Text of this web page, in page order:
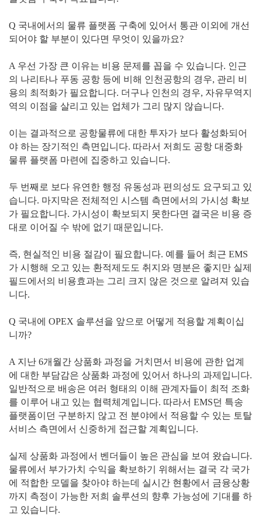
Q 국내에서의 물류 플랫폼 구축에 있어서 통관 이외에 개선
되어야 할 부분이 있다면 무엇이 있을까요?
A 우선 가장 큰 이유는 비용 문제를 꼽을 수 있습니다. 인근
의 나리타나 푸동 공항 등에 비해 인천공항의 경우, 관리 비
용의 최적화가 필요합니다. 더구나 인천의 경우, 자유무역지
역의 이점을 살리고 있는 업체가 그리 많지 않습니다.
이는 결과적으로 공항물류에 대한 투자가 보다 활성화되어
야 하는 장기적인 측면입니다. 따라서 저희도 공항 대중화
물류 플랫폼 마련에 집중하고 있습니다.
두 번째로 보다 유연한 행정 유동성과 편의성도 요구되고 있
습니다. 마지막은 전체적인 시스템 측면에서의 가시성 확보
가 필요합니다. 가시성이 확보되지 못한다면 결국은 비용 증
대로 이어질 수 밖에 없기 때문입니다.
즉, 현실적인 비용 절감이 필요합니다. 예를 들어 최근 EMS
가 시행해 오고 있는 환적제도도 취지와 명분은 좋지만 실제
필드에서의 비용효과는 그리 크지 않은 것으로 알려져 있습
니다.
Q 국내에 OPEX 솔루션을 앞으로 어떻게 적용할 계획이십
니까?
A 지난 6개월간 상품화 과정을 거치면서 비용에 관한 업계
에 대한 부담감은 상품화 과정에 있어서 하나의 과제입니다.
일반적으로 배송은 여러 형태의 이해 관계자들이 최적 조화
를 이루어 내고 있는 협력체계입니다. 따라서 EMS던 특송
플랫폼이던 구분하지 않고 전 분야에서 적용할 수 있는 토탈
서비스 측면에서 신중하게 접근할 계획입니다.
실제 상품화 과정에서 벤더들이 높은 관심을 보여 왔습니다.
물류에서 부가가치 수익을 확보하기 위해서는 결국 각 국가
에 적합한 모델을 찾아야 하는데 실시간 현황에서 금융상황
까지 측정이 가능한 저희 솔루션의 향후 가능성에 기대를 하
고 있습니다.